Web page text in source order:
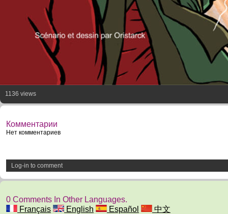
1136 views
Комментарии
Нет комментариев
Log-in to comment
0 Comments In Other Languages.
Français
English Español 中文